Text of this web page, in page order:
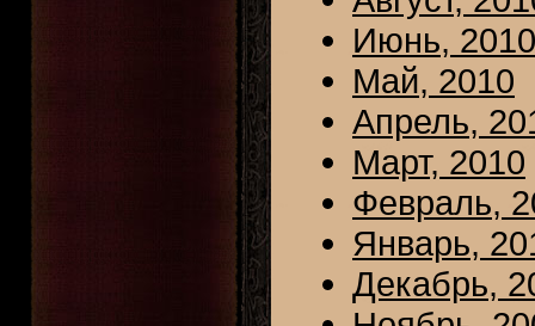
Июнь, 2010
Май, 2010
Апрель,
Март, 2010
Февраль,
Январь,
Декабрь,